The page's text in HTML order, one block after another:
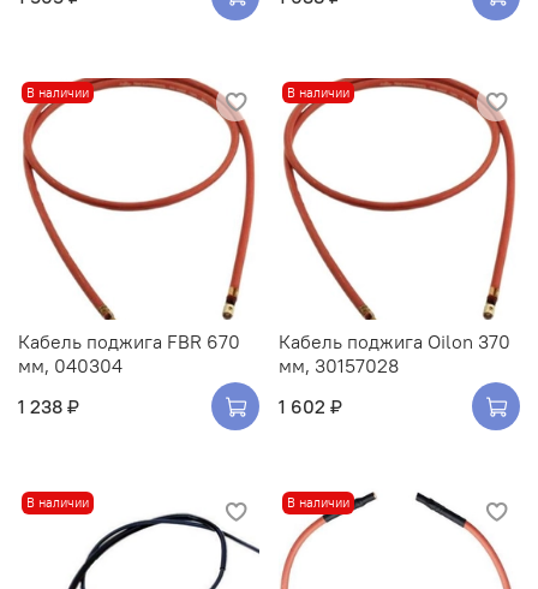
В наличии
Кабель поджига FBR 670
мм, 040304
1 238 ₽
В наличии
Кабель поджига Oilon 370
мм, 30157028
1 602 ₽
В наличии В наличии